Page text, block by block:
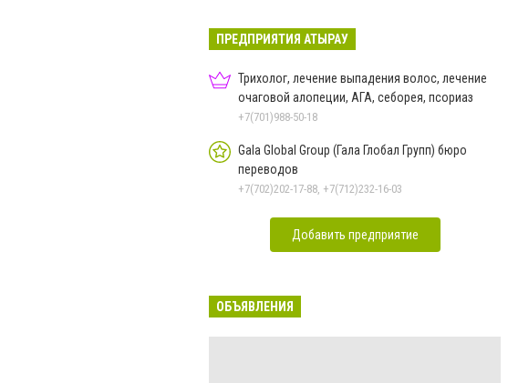
ПРЕДПРИЯТИЯ АТЫРАУ
Трихолог, лечение выпадения волос, лечение
очаговой алопеции, АГА, себорея, псориаз
+7(701)988-50-18
Gala Global Group (Гала Глобал Групп) бюро
переводов
+7(702)202-17-88, +7(712)232-16-03
Добавить предприятие
ОБЪЯВЛЕНИЯ